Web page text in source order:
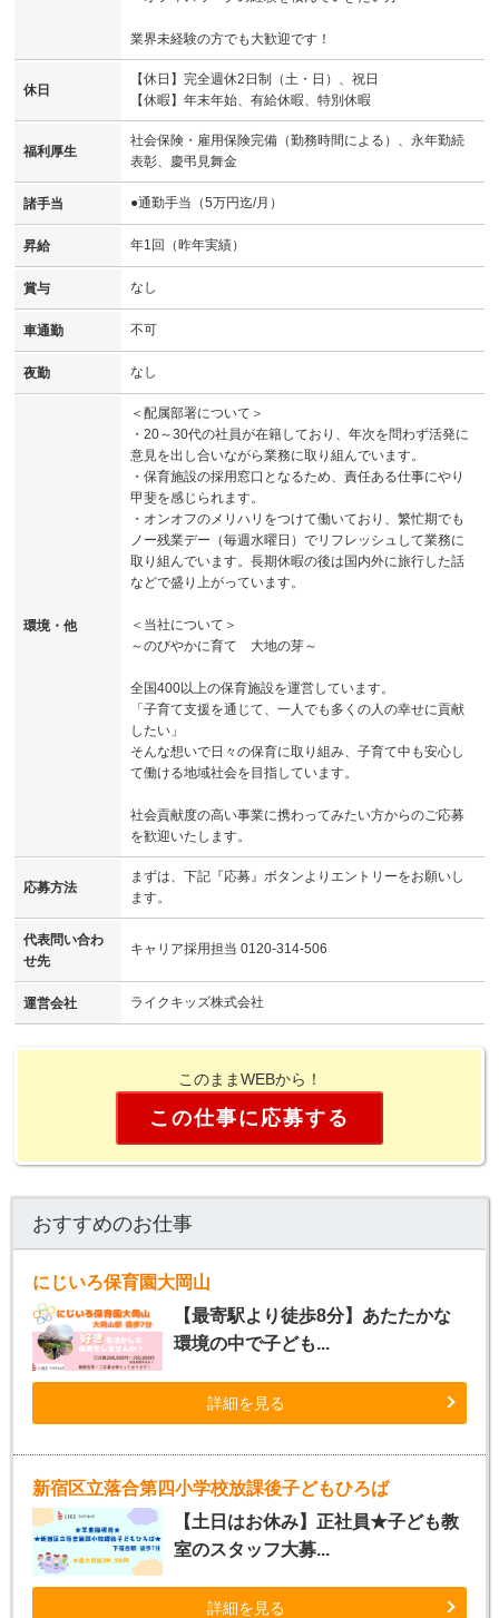
業界未経験の方でも大歓迎です！
休日
【休日】完全週休2日制（土・日）、祝日
【休暇】年末年始、有給休暇、特別休暇
福利厚生
社会保険・雇用保険完備（勤務時間による）、永年勤続
表彰、慶弔見舞金
諸手当 ●通勤手当（5万円迄/月）
昇給 年1回（昨年実績）
賞与 なし
車通勤 不可
夜勤 なし
環境・他
＜配属部署について＞
・20～30代の社員が在籍しており、年次を問わず活発に
意見を出し合いながら業務に取り組んでいます。
・保育施設の採用窓口となるため、責任ある仕事にやり
甲斐を感じられます。
・オンオフのメリハリをつけて働いており、繁忙期でも
ノー残業デー（毎週水曜日）でリフレッシュして業務に
取り組んでいます。長期休暇の後は国内外に旅行した話
などで盛り上がっています。
＜当社について＞
～のびやかに育て 大地の芽～
全国400以上の保育施設を運営しています。
「子育て支援を通じて、一人でも多くの人の幸せに貢献
したい」
そんな想いで日々の保育に取り組み、子育て中も安心し
て働ける地域社会を目指しています。
社会貢献度の高い事業に携わってみたい方からのご応募
を歓迎いたします。
応募方法
まずは、下記『応募』ボタンよりエントリーをお願いし
ます。
代表問い合わ
せ先
キャリア採用担当 0120-314-506
運営会社 ライクキッズ株式会社
このままWEBから！
この仕事に応募する
おすすめのお仕事
にじいろ保育園大岡山
【最寄駅より徒歩8分】あたたかな
環境の中で子ども...
詳細を見る
新宿区立落合第四小学校放課後子どもひろば
【土日はお休み】正社員★子ども教
室のスタッフ大募...
詳細を見る